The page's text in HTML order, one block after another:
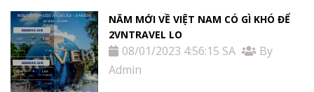
NĂM MỚI VỀ VIỆT NAM CÓ GÌ KHÓ ĐỂ
2VNTRAVEL LO
08/01/2023 4:56:15 SA
By
Admin